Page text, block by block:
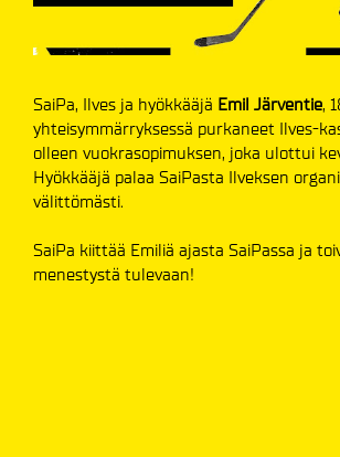
SaiPa, Ilves ja hyökkääjä Emil Järventie,
yhteisymmärryksessä purkaneet Ilves-
olleen vuokrasopimuksen, joka ulottui
Hyökkääjä palaa SaiPasta Ilveksen
välittömästi.
SaiPa kiittää Emiliä ajasta SaiPassa ja
menestystä tulevaan!